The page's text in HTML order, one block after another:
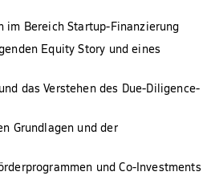
im Bereich Startup-Finanzierung
Equity Story und eines
das Verstehen des Due-Diligence-
Grundlagen und der
und Co-Investments